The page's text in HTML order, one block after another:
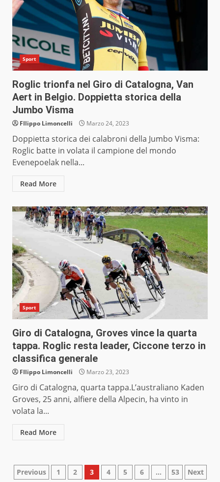
Sport
Roglic trionfa nel Giro di Catalogna, Van
Aert in Belgio. Doppietta storica della
Jumbo Visma
FIlippo Limoncelli Marzo 24, 2023
Doppietta storica dei calabroni della Jumbo Visma:
Roglic batte in volata il campione del mondo
Evenepoelak nella...
Read More
Sport
Giro di Catalogna, Groves vince la quarta
tappa. Roglic resta leader, Ciccone terzo in
classifica generale
FIlippo Limoncelli Marzo 23, 2023
Giro di Catalogna, quarta tappa.L’australiano Kaden
Groves, 25 anni, alfiere della Alpecin, ha vinto in
volata la...
Read More
Paginazione
Previous 1 2 3 4 5 6 … 53 Next